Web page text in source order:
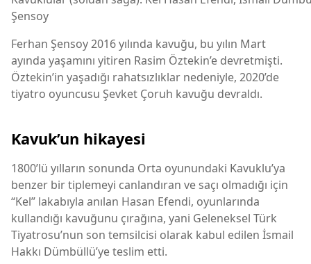
Şensoy
Ferhan Şensoy 2016 yılında kavuğu, bu yılın Mart
ayında yaşamını yitiren Rasim Öztekin’e devretmişti.
Öztekin’in yaşadığı rahatsızlıklar nedeniyle, 2020’de
tiyatro oyuncusu Şevket Çoruh kavuğu devraldı.
Kavuk’un hikayesi
1800’lü yılların sonunda Orta oyunundaki Kavuklu’ya
benzer bir tiplemeyi canlandıran ve saçı olmadığı için
“Kel” lakabıyla anılan Hasan Efendi, oyunlarında
kullandığı kavuğunu çırağına, yani Geleneksel Türk
Tiyatrosu’nun son temsilcisi olarak kabul edilen İsmail
Hakkı Dümbüllü’ye teslim etti.